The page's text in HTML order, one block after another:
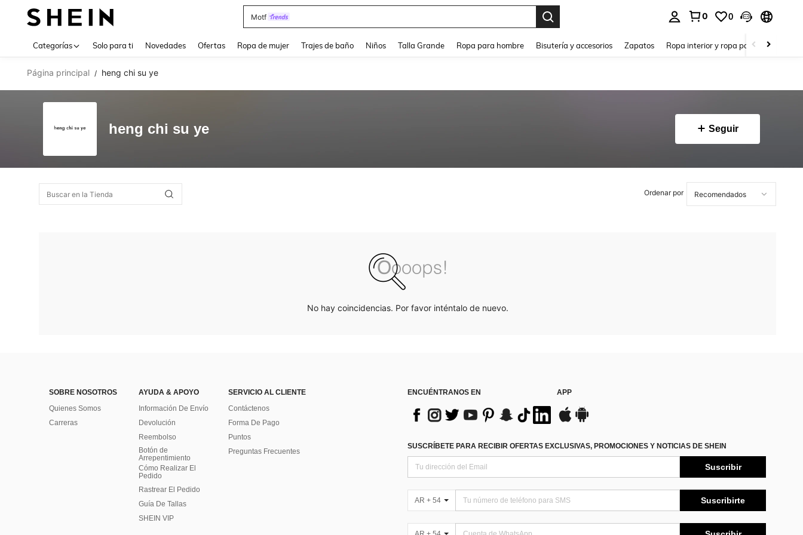
Motf
0 0
Categorías Solo para ti Novedades Ofertas Ropa de mujer Trajes de baño Niños Talla Grande Ropa para hombre Bisutería y accesorios Zapatos Ropa interior y ropa para dormir
Página principal / heng chi su ye
heng chi su ye Seguir
Ordenar por
No hay coincidencias. Por favor inténtalo de nuevo.
SOBRE NOSOTROS
Quienes Somos
Carreras
AYUDA & APOYO
Información De Envío
Devolución
Reembolso
Botón de
Arrepentimiento
Cómo Realizar El
Pedido
Rastrear El Pedido
Guía De Tallas
SHEIN VIP
SERVICIO AL CLIENTE
Contáctenos
Forma De Pago
Puntos
Preguntas Frecuentes
ENCUÉNTRANOS EN APP
SUSCRÍBETE PARA RECIBIR OFERTAS EXCLUSIVAS, PROMOCIONES Y NOTICIAS DE SHEIN
Suscribir
AR + 54 Suscribirte